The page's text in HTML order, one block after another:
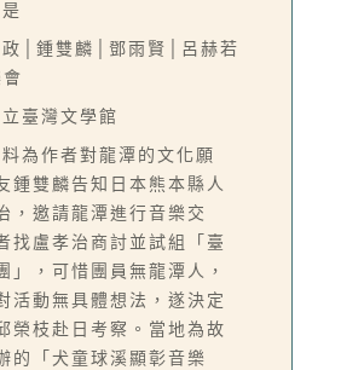
是
政│鍾雙麟│鄧雨賢│呂赫若
立臺灣文學館
為作者對龍潭的文化願
鍾雙麟告知日本熊本縣人
，邀請龍潭進行音樂交
找盧孝治商討並試組「臺
」，可惜團員無龍潭人，
活動無具體想法，遂決定
榮枝赴日考察。當地為故
的「犬童球溪顯彰音樂